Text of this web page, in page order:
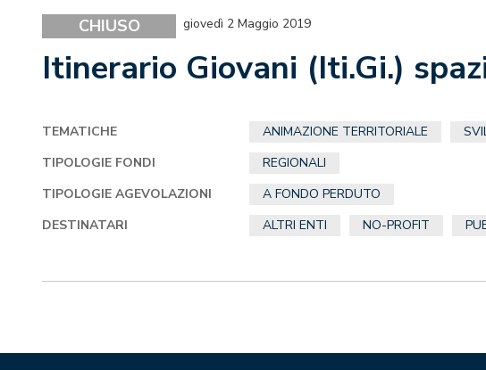
CHIUSO giovedì 2 Maggio 2019
Itinerario Giovani (Iti.Gi.)
TEMATICHE ANIMAZIONE TERRITORIALE
TIPOLOGIE FONDI
REGIONALI
TIPOLOGIE AGEVOLAZIONI
A FONDO PERDUTO
DESTINATARI
ALTRI ENTI NO-PROFIT